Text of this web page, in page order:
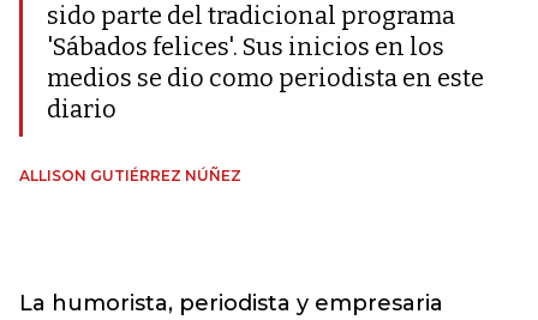
sido parte del tradicional programa
'Sábados felices'. Sus inicios en los
medios se dio como periodista en este
diario
ALLISON GUTIÉRREZ NÚÑEZ
La humorista, periodista y empresaria